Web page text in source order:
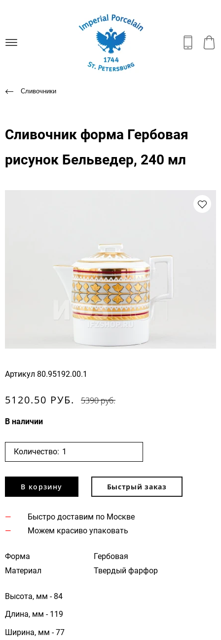
Сливочники
Сливочник форма Гербовая
рисунок Бельведер, 240 мл
Артикул 80.95192.00.1
5120.50 РУБ. 5390 руб.
В наличии
Количество:
В корзину Быстрый заказ
Быстро доставим по Москве
Можем красиво упаковать
Форма
Гербовая
Материал
Твердый фарфор
Высота, мм - 84
Длина, мм - 119
Ширина, мм - 77